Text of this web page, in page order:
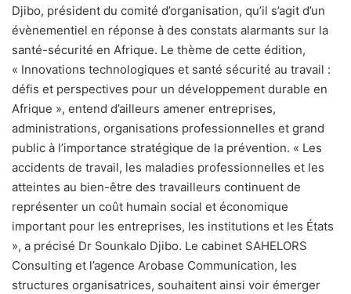
Djibo, président du comité d’organisation, qu’il s’agit d’un
évènementiel en réponse à des constats alarmants sur la
santé-sécurité en Afrique. Le thème de cette édition,
« Innovations technologiques et santé sécurité au travail :
défis et perspectives pour un développement durable en
Afrique », entend d’ailleurs amener entreprises,
administrations, organisations professionnelles et grand
public à l’importance stratégique de la prévention. « Les
accidents de travail, les maladies professionnelles et les
atteintes au bien-être des travailleurs continuent de
représenter un coût humain social et économique
important pour les entreprises, les institutions et les États
», a précisé Dr Sounkalo Djibo. Le cabinet SAHELORS
Consulting et l’agence Arobase Communication, les
structures organisatrices, souhaitent ainsi voir émerger